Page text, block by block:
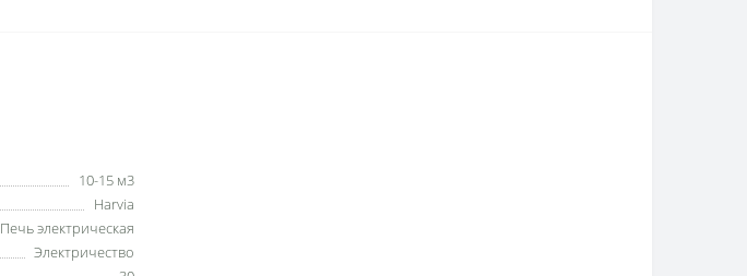
10-15 м3
Harvia
Печь электрическая
Электричество